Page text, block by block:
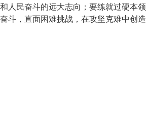
和人民奋斗的远大志向；要练就过硬本
奋斗，直面困难挑战，在攻坚克难中创